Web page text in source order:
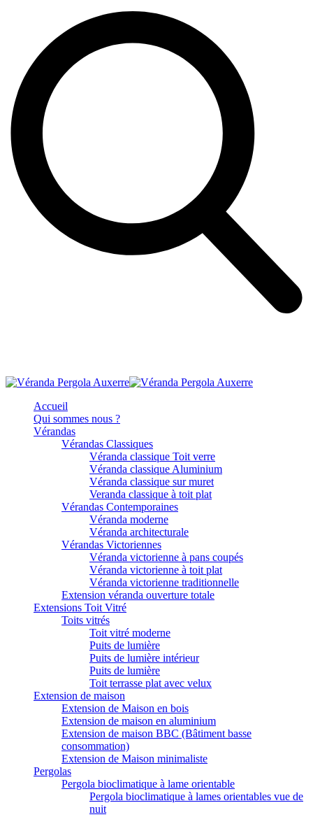
Accueil
Qui sommes nous ?
Vérandas
Vérandas Classiques
Véranda classique Toit verre
Véranda classique Aluminium
Véranda classique sur muret
Veranda classique à toit plat
Vérandas Contemporaines
Véranda moderne
Véranda architecturale
Vérandas Victoriennes
Véranda victorienne à pans coupés
Véranda victorienne à toit plat
Véranda victorienne traditionnelle
Extension véranda ouverture totale
Extensions Toit Vitré
Toits vitrés
Toit vitré moderne
Puits de lumière
Puits de lumière intérieur
Puits de lumière
Toit terrasse plat avec velux
Extension de maison
Extension de Maison en bois
Extension de maison en aluminium
Extension de maison BBC (Bâtiment basse
consommation)
Extension de Maison minimaliste
Pergolas
Pergola bioclimatique à lame orientable
Pergola bioclimatique à lames orientables vue de
nuit